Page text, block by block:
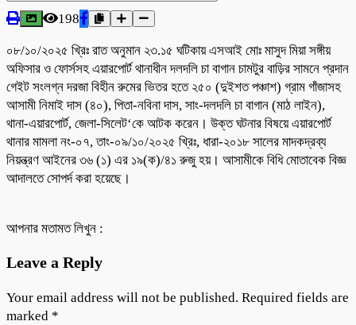
198
০৮/১০/২০২৫ খ্রিঃ রাত অনুমান ২৩.১৫ ঘটিকায় এসআই মোঃ মাসুদ মিয়া সঙ্গীয়
অফিসার ও ফোর্সসহ এয়ারপোর্ট থানাধীন দলদলি চা বাগান চামটুর বাড়ির সামনে প্রদান
গেইট সংলগ্ন দরজা বিহীন রুমের ভিতর হতে ২৫০ (দুইশত পঞ্চাশ) গ্রাম গাঁজাসহ
আসামী নিমাই দাস (৪০), পিতা-নবিনা দাস, সাং-দলদলি চা বাগান (মাঠ লাইন),
থানা-এয়ারপোর্ট, জেলা-সিলেট‘কে আটক করেন। উক্ত ঘটনার বিষয়ে এয়ারপোর্ট
থানার মামলা নং-০৭, তাং-০৯/১০/২০২৫ খ্রিঃ, ধারা-২০১৮ সালের মাদকদ্রব্য
নিয়ন্ত্রণ আইনের ৩৬ (১) এর ১৯(ক)/৪১ রুজু হয়। আসামীকে বিধি মোতাবেক বিজ্ঞ
আদালতে সোপর্দ করা হয়েছে।
আপনার মতামত লিখুন :
Leave a Reply
Your email address will not be published. Required fields are
marked *